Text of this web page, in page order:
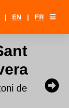
| EN | FR
de